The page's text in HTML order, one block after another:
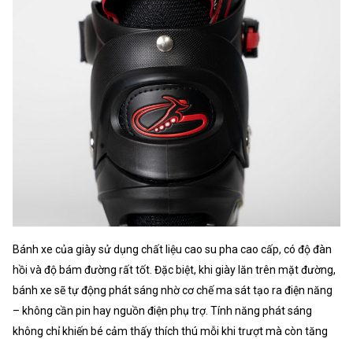
Bánh xe của giày sử dụng chất liệu cao su pha cao cấp, có độ đàn
hồi và độ bám đường rất tốt. Đặc biệt, khi giày lăn trên mặt đường,
bánh xe sẽ tự động phát sáng nhờ cơ chế ma sát tạo ra điện năng
– không cần pin hay nguồn điện phụ trợ. Tính năng phát sáng
không chỉ khiến bé cảm thấy thích thú mỗi khi trượt mà còn tăng